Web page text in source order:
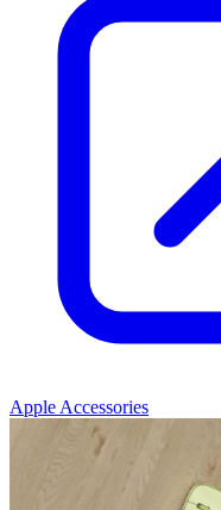
Apple Accessories